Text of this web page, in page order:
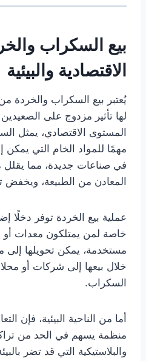
بيع السكراب
الاقتصادية والبيئية
يُعتبر بيع السكراب والخردة
لها تأثير مزدوج على
المستوى الاقتصادي، يمثل
مهمًا للمواد الخام التي يمكن
في صناعات جديدة، مما يقلل
المعادن من الطبيعة، ويخفض
عملية بيع الخردة توفر دخلًا
خاصة لمن يمتلكون معدات أو
مستخدمة، يمكن تحويلها
خلال بيعها إلى شركات أو
السكراب.
أما من الناحية البيئية، فإن
منظمة يسهم في الحد من
والبلاستيكية التي قد تضر